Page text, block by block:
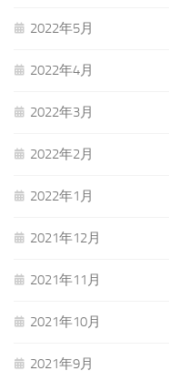
2022年5月
2022年4月
2022年3月
2022年2月
2022年1月
2021年12月
2021年11月
2021年10月
2021年9月